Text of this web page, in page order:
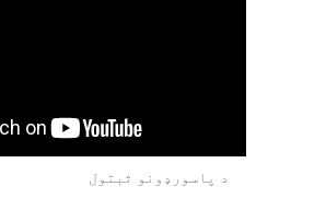
د پاسورډونو ثبتول